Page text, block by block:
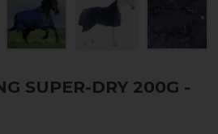
SUPER-DRY 200G -